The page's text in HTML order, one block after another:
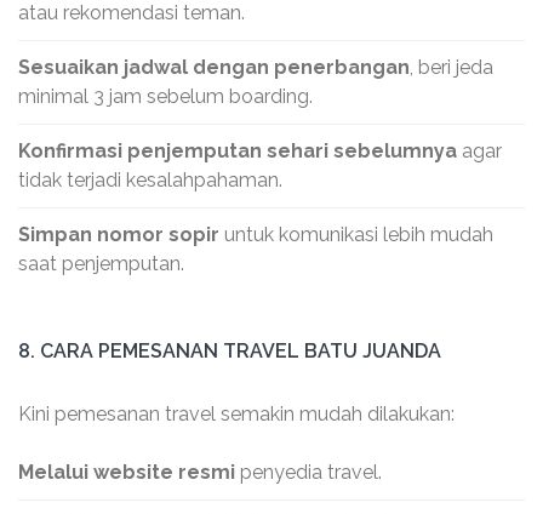
atau rekomendasi teman.
Sesuaikan jadwal dengan penerbangan, beri jeda
minimal 3 jam sebelum boarding.
Konfirmasi penjemputan sehari sebelumnya agar
tidak terjadi kesalahpahaman.
Simpan nomor sopir untuk komunikasi lebih mudah
saat penjemputan.
8. CARA PEMESANAN TRAVEL BATU JUANDA
Kini pemesanan travel semakin mudah dilakukan:
Melalui website resmi penyedia travel.